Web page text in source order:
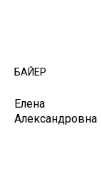
БАЙЕР
Елена
Александровна